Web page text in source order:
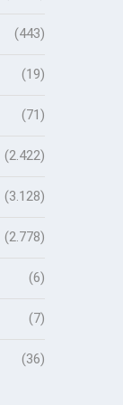
(443)
(19)
(71)
(2.422)
(3.128)
(2.778)
(6)
(7)
(36)